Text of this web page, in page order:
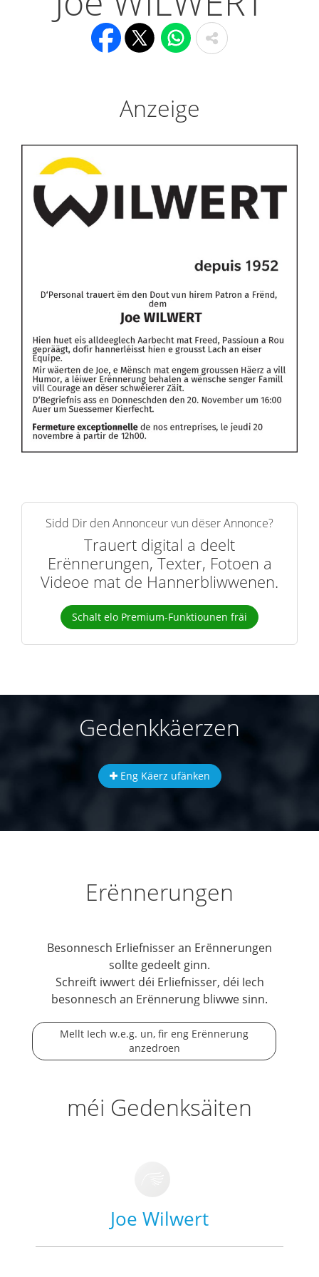
Anzeige
Sidd Dir den Annonceur vun dëser Annonce?
Trauert digital a deelt
Erënnerungen, Texter, Fotoen a
Videoe mat de Hannerbliwwenen.
Schalt elo Premium-Funktiounen fräi
Gedenkkäerzen
Eng Käerz ufänken
Erënnerungen
Besonnesch Erliefnisser an Erënnerungen
sollte gedeelt ginn.
Schreift iwwert déi Erliefnisser, déi Iech
besonnesch an Erënnerung bliwwe sinn.
Mellt Iech w.e.g. un, fir eng Erënnerung
anzedroen
méi Gedenksäiten
Joe Wilwert